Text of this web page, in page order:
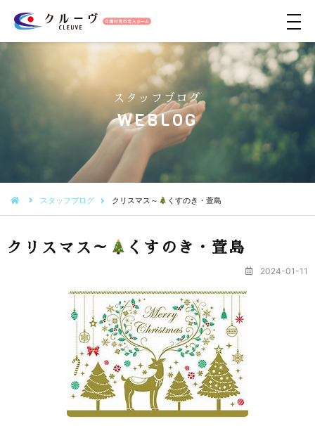
メ
ュ
ー
スタッフブログ
WEBLOG
スタッフブログ クリスマス～ くすのき・萱島
クリスマス～ くすのき・萱島
2024-01-11